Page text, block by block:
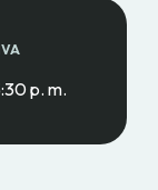
p. m.